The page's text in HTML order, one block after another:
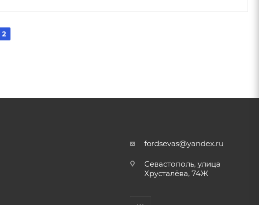
2
fordsevas@yandex.ru
Севастополь, улица
Хрусталёва, 74Ж